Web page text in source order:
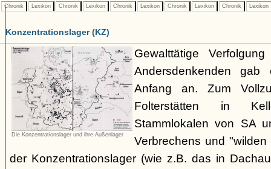
Chronik Lexikon Chronik Lexikon Chronik Lexikon Chronik Lexikon Chronik Lexikon
Konzentrationslager (KZ)
Die Konzentrationslager und ihre Außenlager
Gewalttätige
Andersdenkenden
Anfang an. Zum
Folterstätten in
Stammlokalen von SA
Verbrechens und
der Konzentrationslager (wie z.B. das in